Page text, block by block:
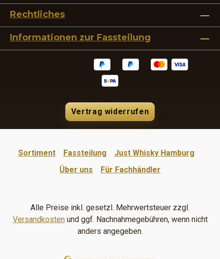
Rechtliches
Informationen zur Fassteilung
Vertrag widerrufen
Sortiment Fassteilung
Just Whisky Hamburg
Über uns
Für Fachhändler
Alle Preise inkl. gesetzl. Mehrwertsteuer zzgl.
Versandkostenund ggf. Nachnahmegebühren, wenn nicht
anders angegeben.